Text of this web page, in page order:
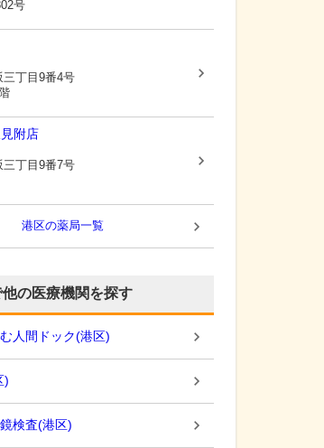
号
三丁目9番4号
附店
三丁目9番7号
港区の薬局一覧
の医療機関を探す
人間ドック(港区)
)
検査(港区)